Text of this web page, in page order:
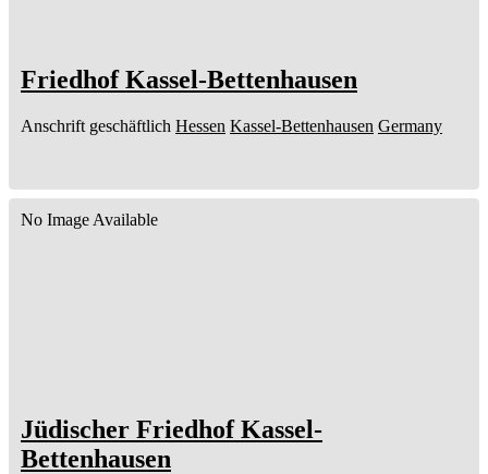
Friedhof Kassel-Bettenhausen
Anschrift geschäftlich Hessen Kassel-Bettenhausen Germany
No Image Available
Jüdischer Friedhof Kassel-
Bettenhausen